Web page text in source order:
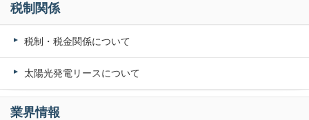
税制関係
税制・税金関係について
太陽光発電リースについて
業界情報